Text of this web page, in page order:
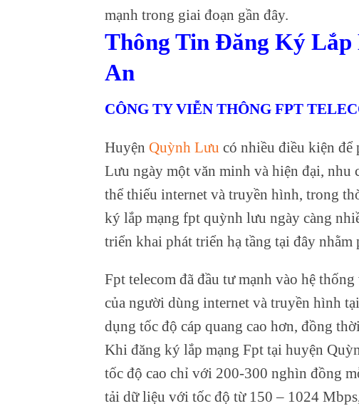
mạnh trong giai đoạn gần đây.
Thông Tin Đăng Ký Lắp
An
CÔNG TY VIỄN THÔNG FPT
Huyện Quỳnh Lưu có nhiều điều kiện để
Lưu ngày một văn minh và hiện đại, nhu
thể thiếu internet và truyền hình, trong
ký lắp mạng fpt quỳnh lưu ngày càng
triển khai phát triển hạ tầng tại đây nhằm
Fpt telecom đã đầu tư mạnh vào hệ
của người dùng internet và truyền hình
dụng tốc độ cáp quang cao hơn, đồng
Khi đăng ký lắp mạng Fpt tại huyện
tốc độ cao chỉ với 200-300 nghìn đồng
tải dữ liệu với tốc độ từ 150 – 1024